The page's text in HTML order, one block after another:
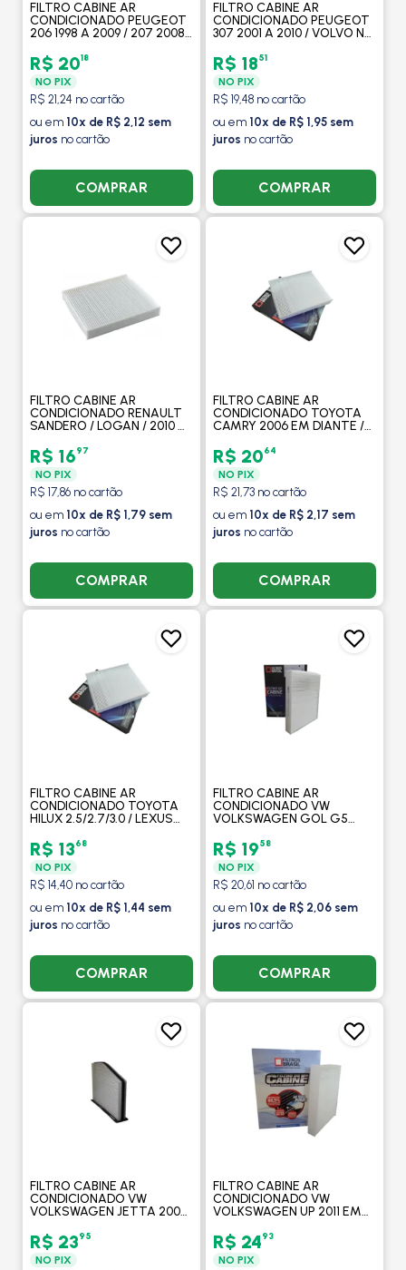
FILTRO CABINE AR
CONDICIONADO PEUGEOT
206 1998 A 2009 / 207 2008
- FILTROS BRASIL
R$ 2018
NO PIX
R$ 21,24 no cartão
ou em 10x de R$ 2,12 sem
juros no cartão
COMPRAR
FILTRO CABINE AR
CONDICIONADO PEUGEOT
307 2001 A 2010 / VOLVO NH
2003 EM DIANTE - FILTROS
BRASIL
R$ 1851
NO PIX
R$ 19,48 no cartão
ou em 10x de R$ 1,95 sem
juros no cartão
COMPRAR
FILTRO CABINE AR
CONDICIONADO RENAULT
SANDERO / LOGAN / 2010 A
DIANTE - FILTROS BRASIL
R$ 1697
NO PIX
R$ 17,86 no cartão
ou em 10x de R$ 1,79 sem
juros no cartão
COMPRAR
FILTRO CABINE AR
CONDICIONADO TOYOTA
CAMRY 2006 EM DIANTE /
YARIS (XS/XLS) 1.5 16V -
FILTROS BRASIL
R$ 2064
NO PIX
R$ 21,73 no cartão
ou em 10x de R$ 2,17 sem
juros no cartão
COMPRAR
FILTRO CABINE AR
CONDICIONADO TOYOTA
HILUX 2.5/2.7/3.0 / LEXUS
2008 EM DIANTE - FILTROS
BRASIL
R$ 1368
NO PIX
R$ 14,40 no cartão
ou em 10x de R$ 1,44 sem
juros no cartão
COMPRAR
FILTRO CABINE AR
CONDICIONADO VW
VOLKSWAGEN GOL G5
2012 / VOYAGE 2008 A 2012
- FILTROS BRASIL
R$ 1958
NO PIX
R$ 20,61 no cartão
ou em 10x de R$ 2,06 sem
juros no cartão
COMPRAR
FILTRO CABINE AR
CONDICIONADO VW
VOLKSWAGEN JETTA 2005
2013 / PASSAT 2006 A 2016 -
FILTROS BRASIL
R$ 2395
NO PIX
FILTRO CABINE AR
CONDICIONADO VW
VOLKSWAGEN UP 2011 EM
2016 EM DIANTE - FILTROS
BRASIL
R$ 2493
NO PIX